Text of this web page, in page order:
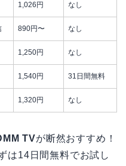
1,026円 なし
890円〜 なし
1,250円 なし
1,540円 31日間無料
1,320円 なし
TVが断然おすすめ！
は14日間無料でお試し